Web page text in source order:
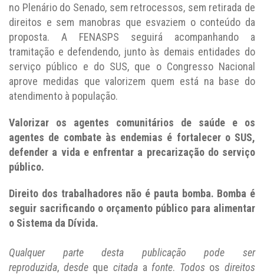
no Plenário do Senado, sem retrocessos, sem retirada de
direitos e sem manobras que esvaziem o conteúdo da
proposta. A FENASPS seguirá acompanhando a
tramitação e defendendo, junto às demais entidades do
serviço público e do SUS, que o Congresso Nacional
aprove medidas que valorizem quem está na base do
atendimento à população.
Valorizar os agentes comunitários de saúde e os
agentes de combate às endemias é fortalecer o SUS,
defender a vida e enfrentar a precarização do serviço
público.
Direito dos trabalhadores não é pauta bomba. Bomba é
seguir sacrificando o orçamento público para alimentar
o Sistema da Dívida.
Qualquer parte desta publicação pode ser
reproduzida, desdeque citadaa fonte. Todosos direitos